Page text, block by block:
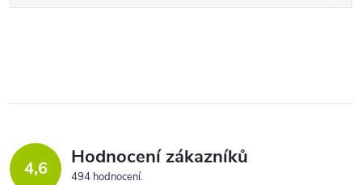
4,6 Hodnocení zákazníků
494 hodnocení